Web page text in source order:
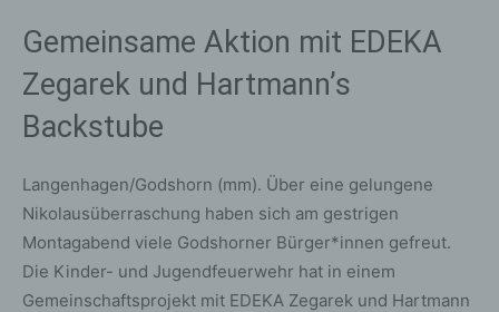
Gemeinsame Aktion mit EDEKA
Zegarek und Hartmann’s
Backstube
Langenhagen/Godshorn (mm). Über eine gelungene
Nikolausüberraschung haben sich am gestrigen
Montagabend viele Godshorner Bürger*innen gefreut.
Die Kinder- und Jugendfeuerwehr hat in einem
Gemeinschaftsprojekt mit EDEKA Zegarek und Hartmann